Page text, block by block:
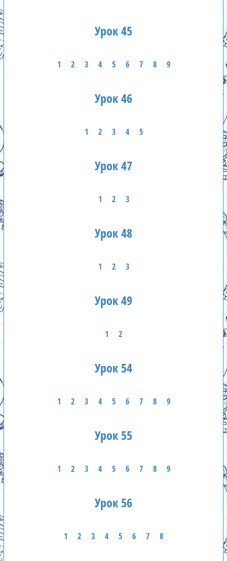
Урок 45
1 2 3 4 5 6 7 8 9
Урок 46
1 2 3 4 5
Урок 47
1 2 3
Урок 48
1 2 3
Урок 49
1 2
Урок 54
1 2 3 4 5 6 7 8 9
Урок 55
1 2 3 4 5 6 7 8 9
Урок 56
1 2 3 4 5 6 7 8